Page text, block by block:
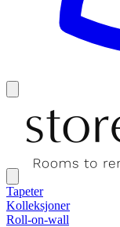
Tapeter
Kolleksjoner
Roll-on-wall